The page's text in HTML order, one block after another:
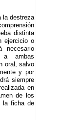
la destreza
distinta
ejercicio o
necesario
a ambas
oral, salvo
y por
siempre
en
de los
la ficha de